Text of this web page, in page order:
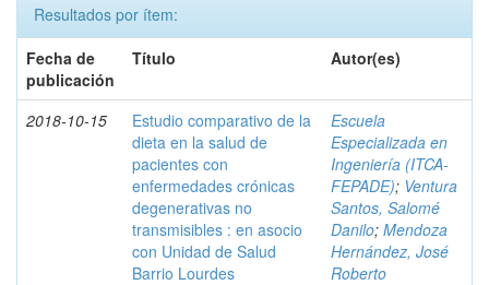
Resultados por ítem:
Fecha de
publicación
Título Autor(es)
2018-10-15
Estudio comparativo de la
dieta en la salud de
pacientes con
enfermedades crónicas
degenerativas no
transmisibles : en asocio
con Unidad de Salud
Barrio Lourdes
Escuela
Especializada en
Ingeniería (ITCA-
FEPADE); Ventura
Santos, Salomé
Danilo; Mendoza
Hernández, José
Roberto